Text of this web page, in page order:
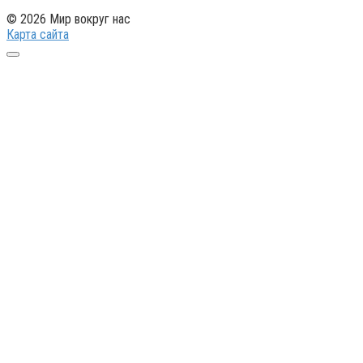
© 2026 Мир вокруг нас
Карта сайта